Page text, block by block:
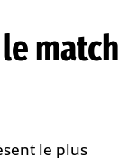
match
le plus